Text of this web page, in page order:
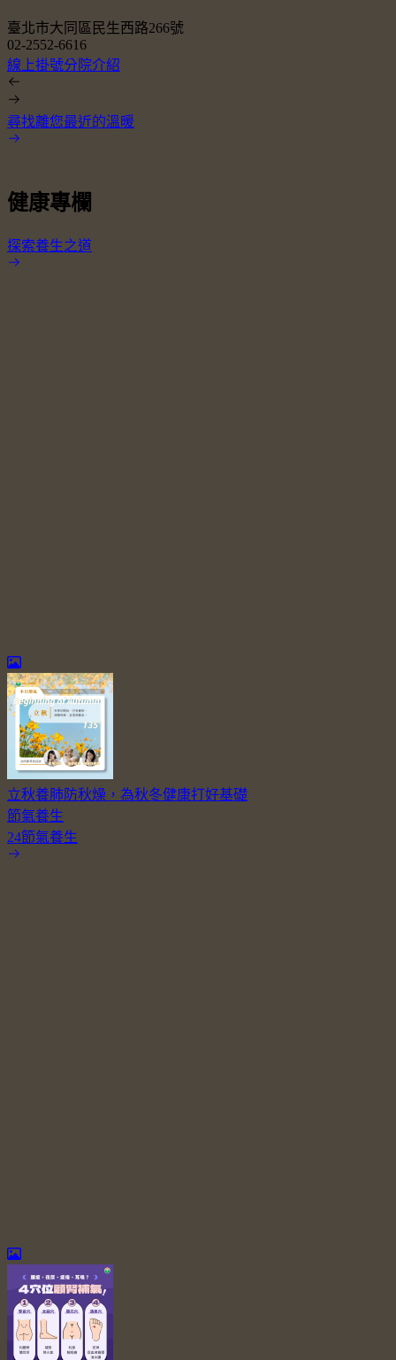
臺北市大同區民生西路266號
02-2552-6616
線上掛號分院介紹
尋找離您最近的溫暖
健康專欄
探索養生之道
立秋養肺防秋燥，為秋冬健康打好基礎
節氣養生
24節氣養生